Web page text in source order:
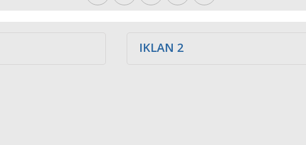
IKLAN 2